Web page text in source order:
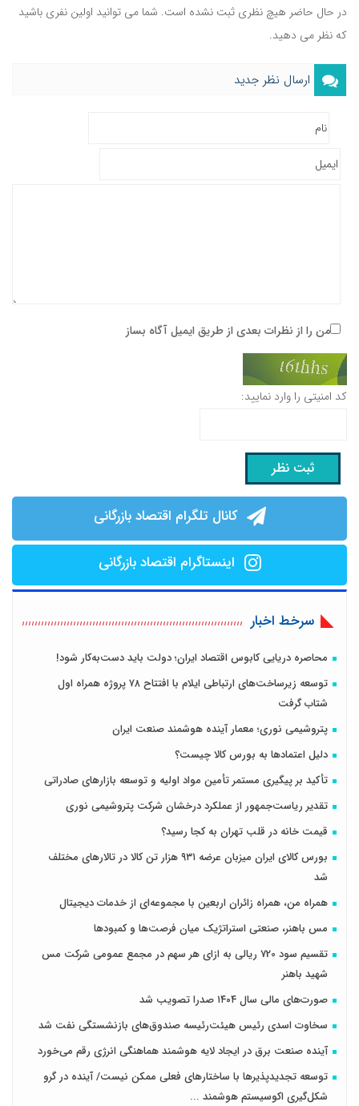
در حال حاضر هیچ نظری ثبت نشده است. شما می توانید اولین نفری باشید
که نظر می دهید.
ارسال نظر جدید
من را از نظرات بعدی از طریق ایمیل آگاه بساز
کد امنیتی را وارد نمایید:
کانال تلگرام اقتصاد بازرگانی
اینستاگرام اقتصاد بازرگانی
سرخط اخبار
محاصره دریایی کابوس اقتصاد ایران؛ دولت باید دست‌به‌کار شود!
توسعه زیرساخت‌های ارتباطی ایلام با افتتاح ۷۸ پروژه همراه اول
شتاب گرفت
پتروشیمی نوری؛ معمار آینده هوشمند صنعت ایران
دلیل اعتمادها به بورس کالا چیست؟
تأکید بر پیگیری مستمر تأمین مواد اولیه و توسعه بازارهای صادراتی
تقدیر ریاست‌جمهور از عملکرد درخشان شرکت پتروشیمی نوری
قیمت خانه در قلب تهران به کجا رسید؟
بورس کالای ایران میزبان عرضه ۹۳۱ هزار تن کالا در تالارهای مختلف
شد
همراه من، همراه زائران اربعین با مجموعه‌ای از خدمات دیجیتال
مس باهنر، صنعتی استراتژیک میان فرصت‌ها و کمبودها
تقسیم سود 720 ریالی به ازای هر سهم در مجمع عمومی شرکت مس
شهید باهنر
صورت‌های مالی سال ۱۴۰۴ صدرا تصویب شد
سخاوت اسدی رئیس هیئت‌رئیسه صندوق‌های بازنشستگی نفت شد
آینده صنعت برق در ایجاد لایه هوشمند هماهنگی انرژی رقم می‌خورد
توسعه تجدیدپذیرها با ساختارهای فعلی ممکن نیست/ آینده در گرو
شکل‌گیری اکوسیستم هوشمند ...